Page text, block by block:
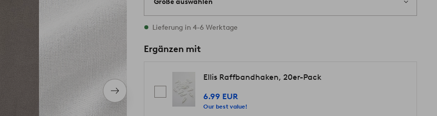
Nächstes
Produkt
Größe auswählen
Alle Größen vorrätig
Lieferung in 4-6 Werktage
Ergänzen mit
Ellis Raffbandhaken, 20er-Pack
6.99 EUR
Our best value!